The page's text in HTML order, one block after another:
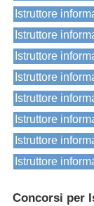
Istruttore
Istruttore
Istruttore
Istruttore
Istruttore
Istruttore
Istruttore
Istruttore
Concorsi per